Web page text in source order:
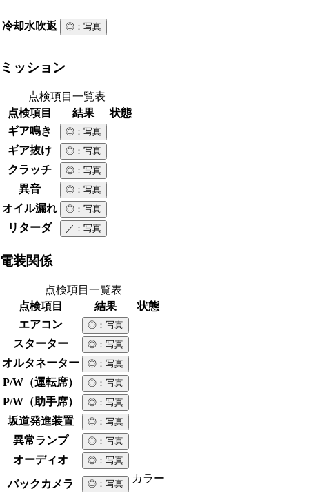
冷却水吹返 ◎ ：写真
ミッション
点検項目一覧表
点検項目
結果
状態
ギア鳴き
◎ ：写真
ギア抜け ◎ ：写真
クラッチ ◎ ：写真
異音 ◎ ：写真
オイル漏れ ◎ ：写真
リターダ ／ ：写真
電装関係
点検項目一覧表
点検項目
結果
状態
エアコン
◎ ：写真
スターター ◎ ：写真
オルタネーター ◎ ：写真
P/W（運転席） ◎ ：写真
P/W（助手席） ◎ ：写真
坂道発進装置 ◎ ：写真
異常ランプ ◎ ：写真
オーディオ ◎ ：写真
バックカメラ ◎ ：写真 カラー